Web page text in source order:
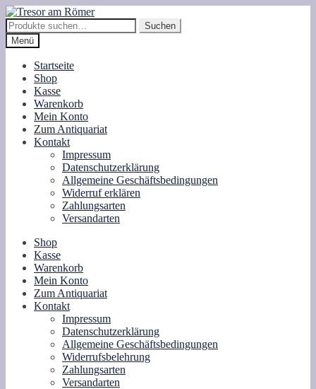
Zur
Navigation
springen
Zum
Inhalt
springen
Suche
nach:
Suchen
Menü
Startseite
Shop
Kasse
Warenkorb
Mein Konto
Zum Antiquariat
Kontakt
Impressum
Datenschutzerklärung
Allgemeine Geschäftsbedingungen
Widerruf erklären
Zahlungsarten
Versandarten
Shop
Kasse
Warenkorb
Mein Konto
Zum Antiquariat
Kontakt
Impressum
Datenschutzerklärung
Allgemeine Geschäftsbedingungen
Widerrufsbelehrung
Zahlungsarten
Versandarten